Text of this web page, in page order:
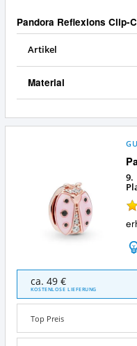
Reflexions
Clip-
Pandora Reflexions Clip-
Artikel
Material
9.
Pandora
Bead
Charms
Vergoldet
Angebote:
ca. 49 €
KOSTENLOSE LIEFERUNG
Top Preis